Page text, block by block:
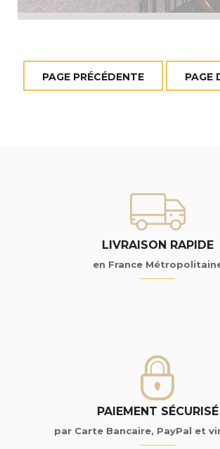
LIVRAISON RAPIDE
en France
PAIEMENT SÉCURISÉ
par Carte Bancaire, PayPal et